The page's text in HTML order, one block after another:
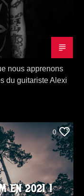
nous apprenons
du guitariste Alexi
0
EN 2021 !